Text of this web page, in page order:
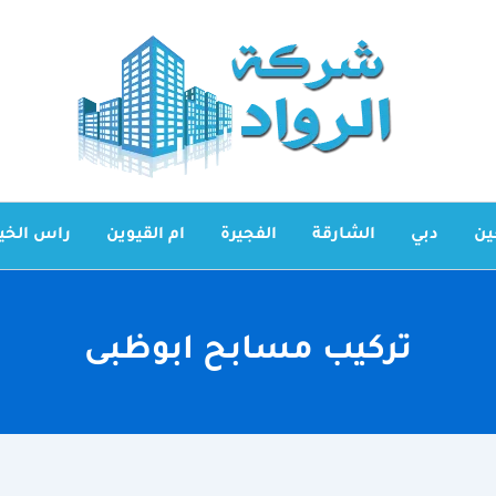
دبي الشارقة الفجيرة ام القيوين راس
تركيب مسابح ابوظبى